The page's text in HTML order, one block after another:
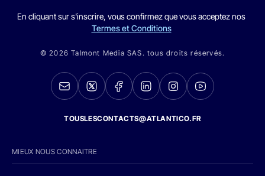
En cliquant sur s'inscrire, vous confirmez que vous acceptez nos
Termes et Conditions
© 2026 Talmont Media SAS. tous droits réservés.
TOUSLESCONTACTS@ATLANTICO.FR
MIEUX NOUS CONNAITRE